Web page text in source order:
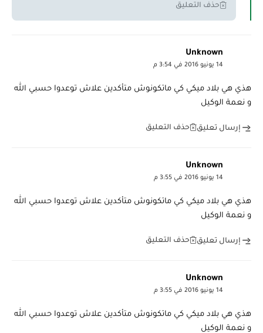
حذف التعليق
Unknown
14 يونيو 2016 في 3:54 م
هذي هي بلاد ميكي كي ماتكونوش متأكدين علاش توعدوا حسبي الله
و نعمة الوكيل
إرسال تعليق حذف التعليق
Unknown
14 يونيو 2016 في 3:55 م
هذي هي بلاد ميكي كي ماتكونوش متأكدين علاش توعدوا حسبي الله
و نعمة الوكيل
إرسال تعليق حذف التعليق
Unknown
14 يونيو 2016 في 3:55 م
هذي هي بلاد ميكي كي ماتكونوش متأكدين علاش توعدوا حسبي الله
و نعمة الوكيل